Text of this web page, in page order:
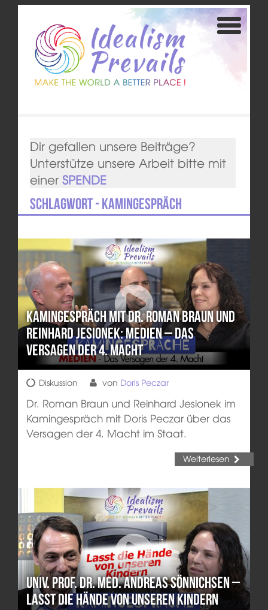
Dir gefallen unsere Beiträge?
Unterstütze unsere Arbeit bitte mit
einer SPENDE
Schlagwort - Kamingespräch
Kamingespräch mit Dr. Roman Braun und
Reinhard Jesionek: Medien – Das
Versagen der 4. Macht
Diskussion von Doris Peczar
Dr. Roman Braun und Reinhard Jesionek im
Kamingespräch mit Doris Peczar über das
Versagen der 4. Macht im Staat.
Weiterlesen
Univ. Prof. Dr. med. Andreas Sönnichsen –
Lasst die Hände von unseren Kindern